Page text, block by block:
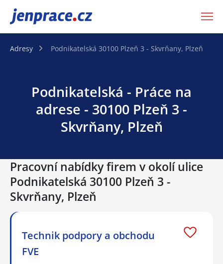
JenPráce.cz
Adresy Podnikatelská 30100 Plzeň 3 - Skvrňany, Plzeň
Podnikatelská - Práce na
adrese - 30100 Plzeň 3 -
Skvrňany, Plzeň
Pracovní nabídky firem v okolí ulice
Podnikatelská 30100 Plzeň 3 -
Skvrňany, Plzeň
Technik podpory a obchodu
FVE